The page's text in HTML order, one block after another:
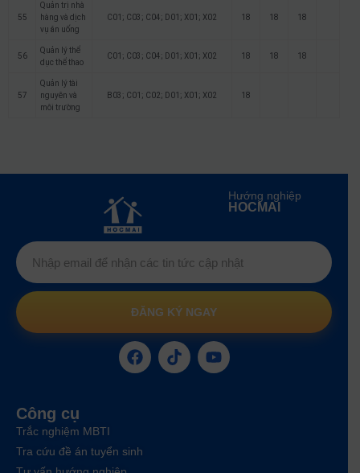
55
Quản trị nhà
hàng và dịch
vụ ăn uống
C01; C03; C04; D01; X01; X02 18 18 18
56
Quản lý thể
dục thể thao
C01; C03; C04; D01; X01; X02 18 18 18
57
Quản lý tài
nguyên và
môi trường
B03; C01; C02; D01; X01; X02 18
Hướng nghiệp
HOCMAI
ĐĂNG KÝ NGAY
Công cụ
Trắc nghiệm MBTI
Tra cứu đề án tuyển sinh